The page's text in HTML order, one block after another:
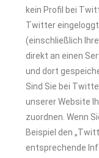
kein Profil bei
Twitter eingeloggt
(einschließlich
direkt an einen
und dort
Sind Sie bei
unserer Website
zuordnen. Wenn
Beispiel den
entsprechende